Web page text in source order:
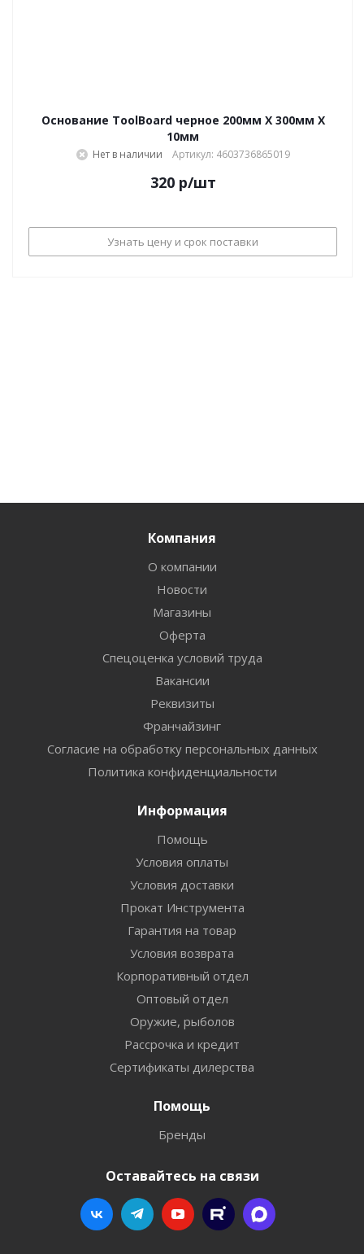
Основание ToolBoard черное 200мм Х 300мм Х
10мм
Нет в наличии Артикул: 4603736865019
320р/шт
Узнать цену и срок поставки
Компания
О компании
Новости
Магазины
Оферта
Спецоценка условий труда
Вакансии
Реквизиты
Франчайзинг
Согласие на обработку персональных данных
Политика конфиденциальности
Информация
Помощь
Условия оплаты
Условия доставки
Прокат Инструмента
Гарантия на товар
Условия возврата
Корпоративный отдел
Оптовый отдел
Оружие, рыболов
Рассрочка и кредит
Сертификаты дилерства
Помощь
Бренды
Оставайтесь на связи